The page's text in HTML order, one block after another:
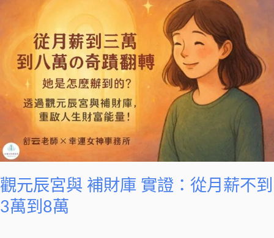
觀元辰宮與 補財庫 實證：從月薪不到
3萬到8萬
從
薪
不